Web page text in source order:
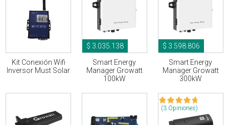
Kit Conexión Wifi
Inversor Must Solar
$ 3.035.138
Smart Energy
Manager Growatt
100kW
$ 3.598.806
Smart Energy
Manager Growatt
300kW
(3 Opiniones)